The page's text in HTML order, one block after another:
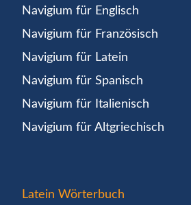
Navigium für Englisch
Navigium für Französisch
Navigium für Latein
Navigium für Spanisch
Navigium für Italienisch
Navigium für Altgriechisch
Latein Wörterbuch